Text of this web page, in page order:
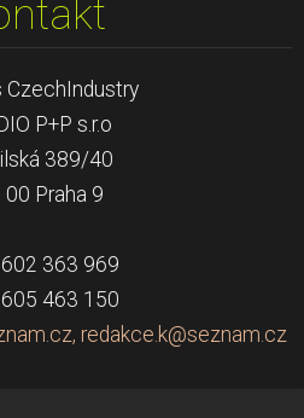
CzechIndustry
P+P s.r.o
389/40
00 Praha 9
363 969
463 150
redakce.k@seznam.cz